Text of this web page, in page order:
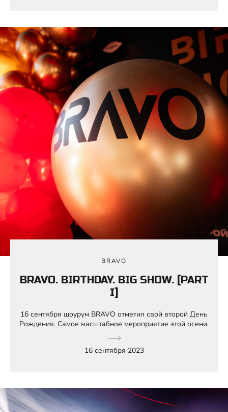
BRAVO
BRAVO. BIRTHDAY. BIG SHOW. [PART
I]
16 сентября шоурум BRAVO отметил свой второй День
Рождения. Самое масштабное мероприятие этой осени.
16 сентября 2023